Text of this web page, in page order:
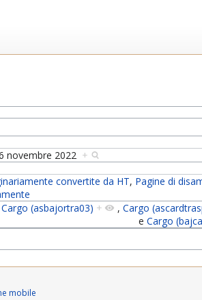
novembre 2022 +
convertite da HT, Pagine di
Cargo (asbajortra03) + , Cargo
e Cargo
mobile